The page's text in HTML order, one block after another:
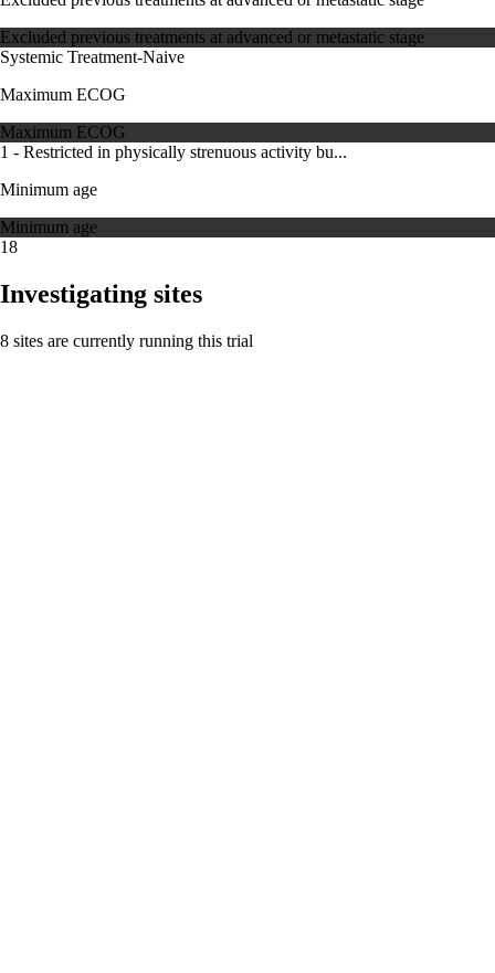
Excluded previous treatments at advanced or metastatic stage
Systemic Treatment-Naive
Maximum ECOG
Maximum ECOG
1 - Restricted in physically strenuous activity bu...
Minimum age
Minimum age
18
Investigating sites
8 sites are currently running this trial